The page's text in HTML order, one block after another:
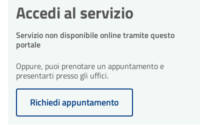
Accedi al servizio
Servizio non disponibile online tramite questo
portale
Oppure, puoi prenotare un appuntamento e
presentarti presso gli uffici.
Richiedi appuntamento